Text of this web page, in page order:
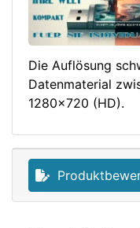
Die Auflösung
Datenmaterial
1280x720 (HD).